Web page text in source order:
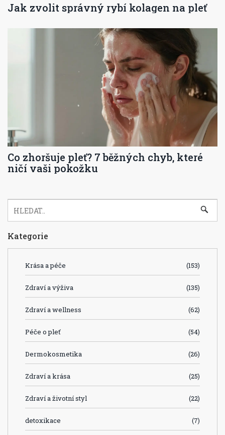
Jak zvolit správný rybí kolagen na pleť
Co zhoršuje pleť? 7 běžných chyb, které
ničí vaši pokožku
Kategorie
Krása a péče (153)
Zdraví a výživa (135)
Zdraví a wellness (62)
Péče o pleť (54)
Dermokosmetika (26)
Zdraví a krása (25)
Zdraví a životní styl (22)
detoxikace (7)